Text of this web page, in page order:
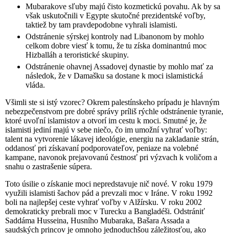
Mubarakove sľuby majú čisto kozmetickú povahu. Ak by sa
však uskutočnili v Egypte skutočné prezidentské voľby,
taktiež by tam pravdepodobne vyhrali islamisti.
Odstránenie sýrskej kontroly nad Libanonom by mohlo
celkom dobre viesť k tomu, že tu získa dominantnú moc
Hizballáh a teroristické skupiny.
Odstránenie ohavnej Assadovej dynastie by mohlo mať za
následok, že v Damašku sa dostane k moci islamistická
vláda.
Všimli ste si istý vzorec? Okrem palestínskeho prípadu je hlavným
nebezpečenstvom pre dobré správy príliš rýchle odstránenie tyranie,
ktoré uvoľní islamistov a otvorí im cestu k moci. Smutné je, že
islamisti jediní majú v sebe niečo, čo im umožní vyhrať voľby:
talent na vytvorenie lákavej ideológie, energiu na zakladanie strán,
oddanosť pri získavaní podporovateľov, peniaze na volebné
kampane, navonok prejavovanú čestnosť pri výzvach k voličom a
snahu o zastrašenie súpera.
Toto úsilie o získanie moci nepredstavuje nič nové. V roku 1979
využili islamisti šachov pád a prevzali moc v Iráne. V roku 1992
boli na najlepšej ceste vyhrať voľby v Alžírsku. V roku 2002
demokraticky prebrali moc v Turecku a Bangladéši. Odstrániť
Saddáma Husseina, Husního Mubaraka, Bašara Assada a
saudských princov je omnoho jednoduchšou záležitosťou, ako